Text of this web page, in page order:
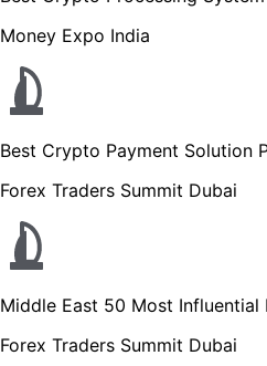
Money Expo India
Best Crypto Payment Solution
Forex Traders Summit Dubai
Middle East 50 Most
Forex Traders Summit Dubai